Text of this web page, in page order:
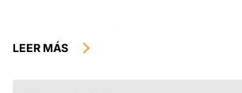
instantánea no se pueden devolver,
descripción del producto atentamente
LEER MÁS